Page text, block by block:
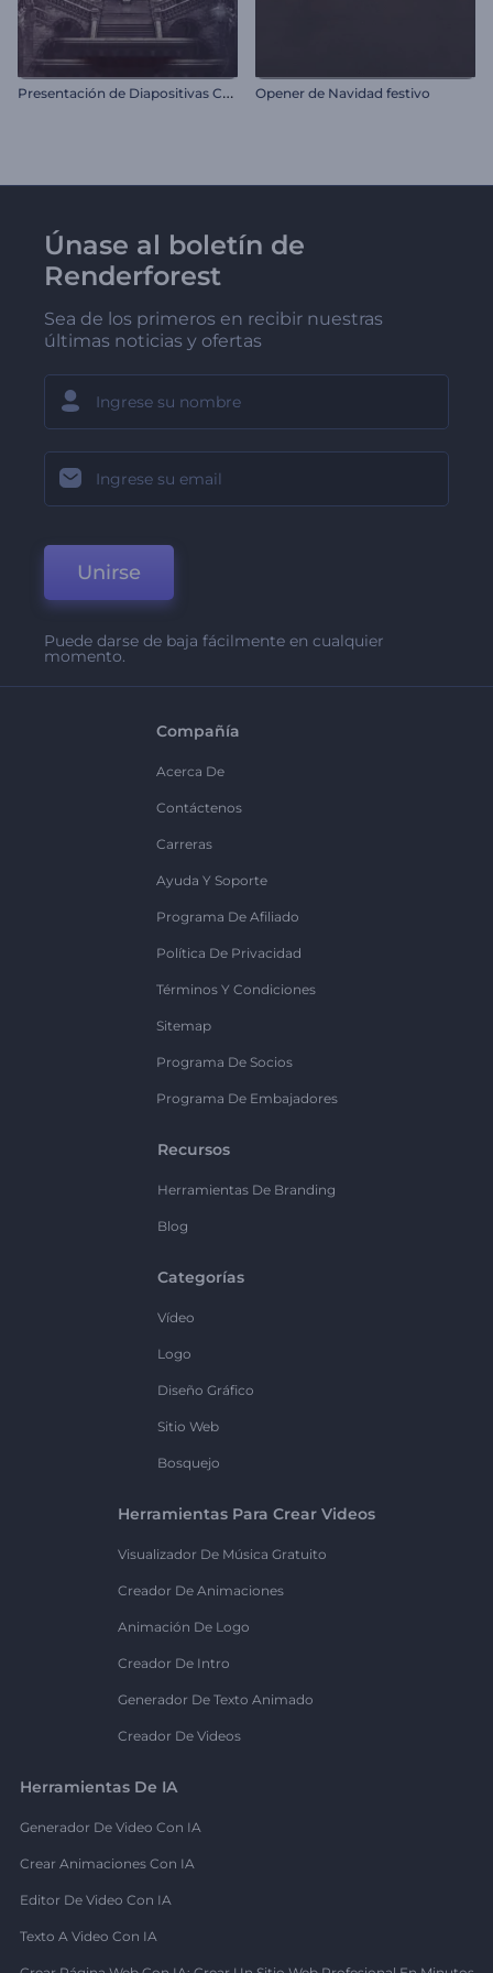
P
resentación de Diapositivas Crónicas Vintage Opener de Navidad festivo
Únase al boletín de
Renderforest
Sea de los primeros en recibir nuestras
últimas noticias y ofertas
Unirse
Puede darse de baja fácilmente en cualquier
momento.
Compañía
Acerca De
Contáctenos
Carreras
Ayuda Y Soporte
Programa De Afiliado
Política De Privacidad
Términos Y Condiciones
Sitemap
Programa De Socios
Programa De Embajadores
Recursos
Herramientas De Branding
Blog
Categorías
Vídeo
Logo
Diseño Gráfico
Sitio Web
Bosquejo
Herramientas Para Crear Videos
Visualizador De Música Gratuito
Creador De Animaciones
Animación De Logo
Creador De Intro
Generador De Texto Animado
Creador De Videos
Herramientas De IA
Generador De Video Con IA
Crear Animaciones Con IA
Editor De Video Con IA
Texto A Video Con IA